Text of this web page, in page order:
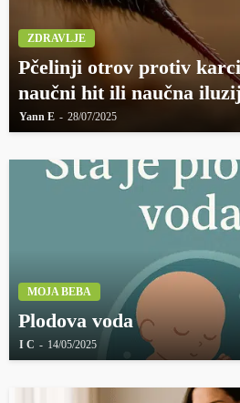
ZDRAVLJE
Pčelinji otrov protiv
naučni hit ili naučna
Yann E 28/07/2025
MOJA BEBA
Plodova voda
I C 14/05/2025